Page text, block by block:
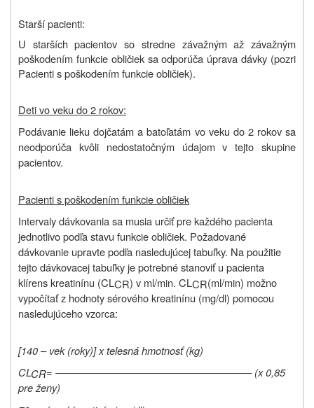
Starší pacienti:
U starších pacientov so stredne závažným až závažným
poškodením funkcie obličiek sa odporúča úprava dávky (pozri
Pacienti s poškodením funkcie obličiek).
Deti vo veku do 2 rokov:
Podávanie lieku dojčatám a batoľatám vo veku do 2 rokov sa
neodporúča kvôli nedostatočným údajom v tejto skupine
pacientov.
Pacienti s poškodením funkcie obličiek
Intervaly dávkovania sa musia určiť pre každého pacienta
jednotlivo podľa stavu funkcie obličiek. Požadované
dávkovanie upravte podľa nasledujúcej tabuľky. Na použitie
tejto dávkovacej tabuľky je potrebné stanoviť u pacienta
klírens kreatinínu (CLCR) v ml/min. CLCR(ml/min) možno
vypočítať z hodnoty sérového kreatinínu (mg/dl) pomocou
nasledujúceho vzorca:
[140 – vek (roky)] x telesná hmotnosť (kg)
CLCR= ––––––––––––––––––––––––––––––––––– (x 0,85
pre ženy)